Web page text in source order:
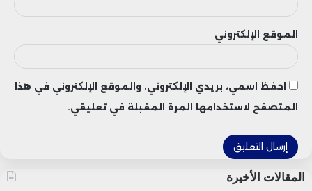
الموقع الإلكتروني
احفظ اسمي، بريدي الإلكتروني، والموقع الإلكتروني في هذا
المتصفح لاستخدامها المرة المقبلة في تعليقي.
المقالات الأخيرة